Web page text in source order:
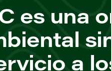
es una
a